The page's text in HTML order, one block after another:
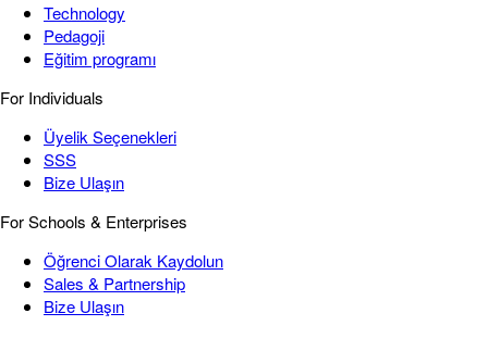
Technology
Pedagoji
Eğitim programı
For Individuals
Üyelik Seçenekleri
SSS
Bize Ulaşın
For Schools & Enterprises
Öğrenci Olarak Kaydolun
Sales & Partnership
Bize Ulaşın